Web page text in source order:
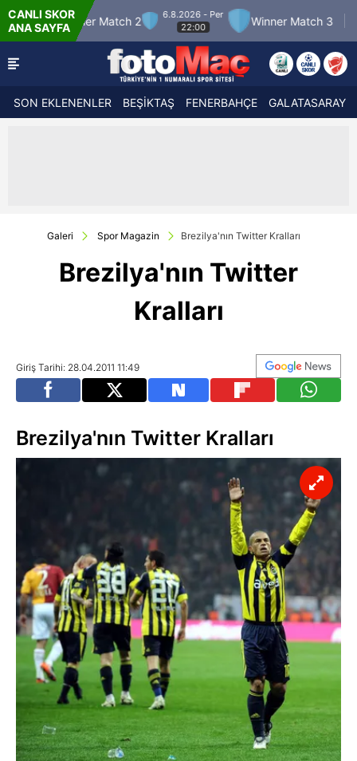
CANLI SKOR
ANA SAYFA
Match 2
6.8.2026 - Per
22:00
Winner Match 3 Boluspor
45'
1
-2
SON EKLENENLER BEŞİKTAŞ FENERBAHÇE GALATASARAY
Galeri Spor Magazin Brezilya'nın Twitter Kralları
Brezilya'nın Twitter
Kralları
Giriş Tarihi: 28.04.2011 11:49
Brezilya'nın Twitter Kralları